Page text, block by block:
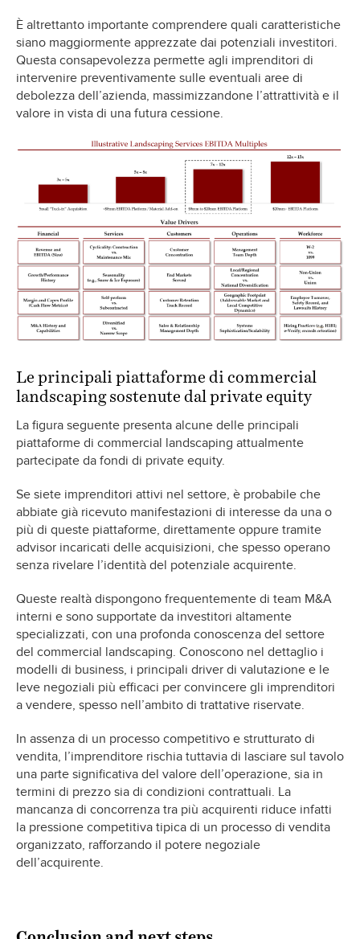
È altrettanto importante comprendere quali caratteristiche
siano maggiormente apprezzate dai potenziali investitori.
Questa consapevolezza permette agli imprenditori di
intervenire preventivamente sulle eventuali aree di
debolezza dell’azienda, massimizzandone l’attrattività e il
valore in vista di una futura cessione.
Le principali piattaforme di commercial
landscaping sostenute dal private equity
La figura seguente presenta alcune delle principali
piattaforme di commercial landscaping attualmente
partecipate da fondi di private equity.
Se siete imprenditori attivi nel settore, è probabile che
abbiate già ricevuto manifestazioni di interesse da una o
più di queste piattaforme, direttamente oppure tramite
advisor incaricati delle acquisizioni, che spesso operano
senza rivelare l’identità del potenziale acquirente.
Queste realtà dispongono frequentemente di team M&A
interni e sono supportate da investitori altamente
specializzati, con una profonda conoscenza del settore
del commercial landscaping. Conoscono nel dettaglio i
modelli di business, i principali driver di valutazione e le
leve negoziali più efficaci per convincere gli imprenditori
a vendere, spesso nell’ambito di trattative riservate.
In assenza di un processo competitivo e strutturato di
vendita, l’imprenditore rischia tuttavia di lasciare sul tavolo
una parte significativa del valore dell’operazione, sia in
termini di prezzo sia di condizioni contrattuali. La
mancanza di concorrenza tra più acquirenti riduce infatti
la pressione competitiva tipica di un processo di vendita
organizzato, rafforzando il potere negoziale
dell’acquirente.
Conclusion and next steps